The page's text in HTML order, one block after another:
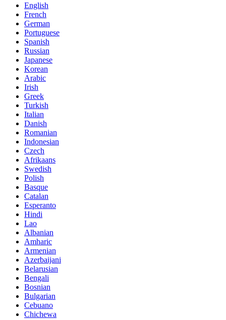
English
French
German
Portuguese
Spanish
Russian
Japanese
Korean
Arabic
Irish
Greek
Turkish
Italian
Danish
Romanian
Indonesian
Czech
Afrikaans
Swedish
Polish
Basque
Catalan
Esperanto
Hindi
Lao
Albanian
Amharic
Armenian
Azerbaijani
Belarusian
Bengali
Bosnian
Bulgarian
Cebuano
Chichewa